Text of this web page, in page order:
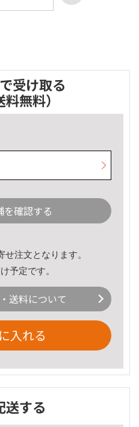
受け取る
料無料）
を確認する
注文となります。
予定です。
送料について
入れる
送する